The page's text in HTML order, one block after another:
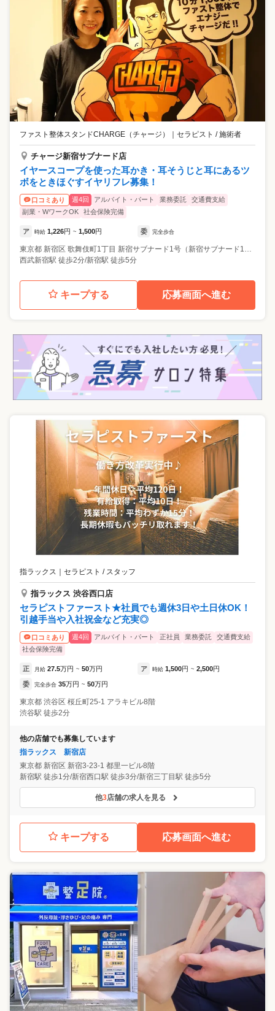
ファスト整体スタンドCHARGE（チャージ） ｜ セラピスト / 施術者
チャージ新宿サブナード店
イヤースコープを使った耳かき・耳そうじと耳にあるツ
ボをときほぐすイヤリフレ募集！
口コミあり 週4回 アルバイト・パート 業務委託
交通費支給
副業・WワークOK
社会保険完備
ア 時給 1,226円 ~ 1,500円 委 完全歩合
東京都 新宿区 歌舞伎町1丁目 新宿サブナード1号（新宿サブナード1丁目）
西武新宿駅 徒歩2分/新宿駅 徒歩5分
キープする 応募画面へ進む
指ラックス ｜ セラピスト / スタッフ
指ラックス 渋谷西口店
セラピストファースト★社員でも週休3日や土日休OK！
引越手当や入社祝金など充実◎
口コミあり 週4回 アルバイト・パート 正社員 業務委託
交通費支給
社会保険完備
正 月給 27.5万円 ~ 50万円 ア 時給 1,500円 ~ 2,500円
委 完全歩合 35万円 ~ 50万円
東京都 渋谷区 桜丘町25-1 アラキビル8階
渋谷駅 徒歩2分
他の店舗でも募集しています
指ラックス 新宿店
東京都 新宿区 新宿3-23-1 都里一ビル8階
新宿駅 徒歩1分/新宿西口駅 徒歩3分/新宿三丁目駅 徒歩5分
他3店舗の求人を見る
キープする 応募画面へ進む